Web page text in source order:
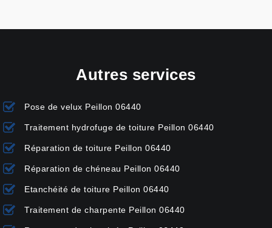
Autres services
Pose de velux Peillon 06440
Traitement hydrofuge de toiture Peillon 06440
Réparation de toiture Peillon 06440
Réparation de chéneau Peillon 06440
Etanchéité de toiture Peillon 06440
Traitement de charpente Peillon 06440